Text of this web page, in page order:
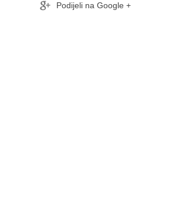
Podijeli na Google +